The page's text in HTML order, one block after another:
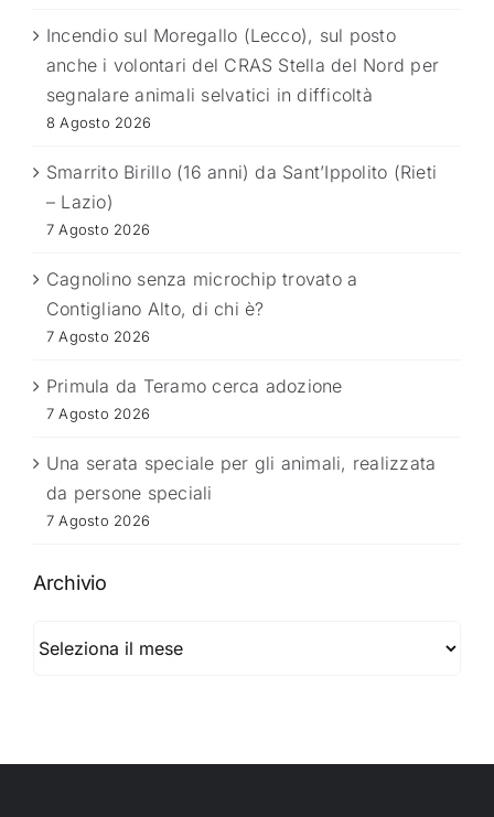
Incendio sul Moregallo (Lecco), sul posto
anche i volontari del CRAS Stella del Nord per
segnalare animali selvatici in difficoltà
8 Agosto 2026
Smarrito Birillo (16 anni) da Sant’Ippolito (Rieti
– Lazio)
7 Agosto 2026
Cagnolino senza microchip trovato a
Contigliano Alto, di chi è?
7 Agosto 2026
Primula da Teramo cerca adozione
7 Agosto 2026
Una serata speciale per gli animali, realizzata
da persone speciali
7 Agosto 2026
Archivio